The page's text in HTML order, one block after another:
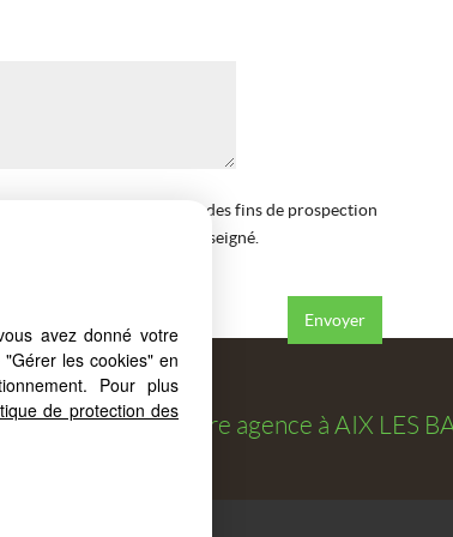
téléphoniques à des fins de prospection
contacter au numéro renseigné.
, votre agence à AIX LES
avez donné votre
les cookies" en
Pour plus
de protection des